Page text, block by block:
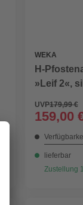
WEKA
H-
»Leif 2«,
UVP179,99 €
159,00
lieferbar
Zustellung